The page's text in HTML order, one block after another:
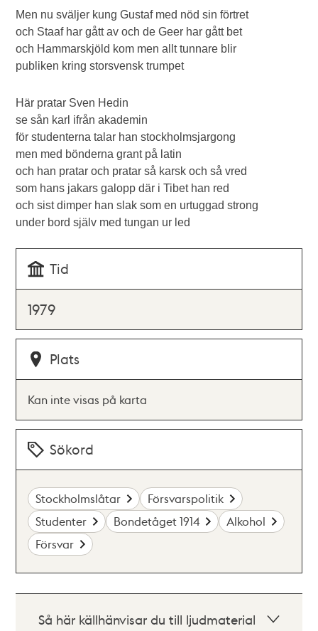
Men nu sväljer kung Gustaf med nöd sin förtret
och Staaf har gått av och de Geer har gått bet
och Hammarskjöld kom men allt tunnare blir
publiken kring storsvensk trumpet
Här pratar Sven Hedin
se sån karl ifrån akademin
för studenterna talar han stockholmsjargong
men med bönderna grant på latin
och han pratar och pratar så karsk och så vred
som hans jakars galopp där i Tibet han red
och sist dimper han slak som en urtuggad strong
under bord själv med tungan ur led
Tid
1979
Plats
Kan inte visas på karta
Sökord
Stockholmslåtar
Försvarspolitik
Studenter
Bondetåget 1914
Alkohol
Försvar
Så här källhänvisar du till ljudmaterial